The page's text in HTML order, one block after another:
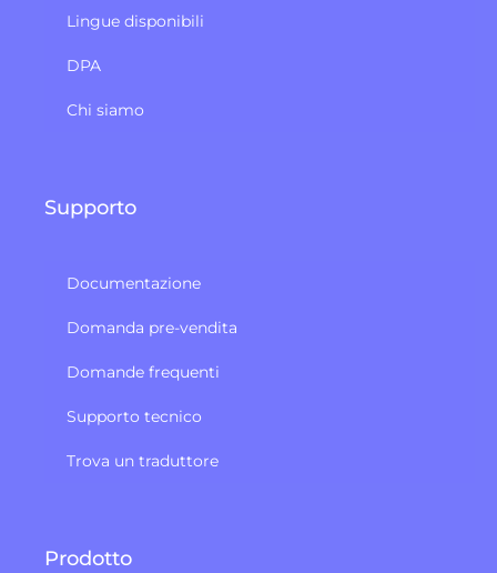
Lingue disponibili
DPA
Chi siamo
Supporto
Documentazione
Domanda pre-vendita
Domande frequenti
Supporto tecnico
Trova un traduttore
Prodotto